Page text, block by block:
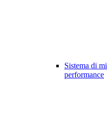
Sistema di
performance